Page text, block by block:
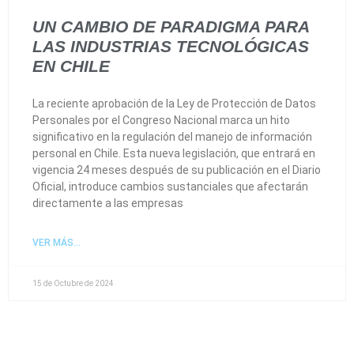
UN CAMBIO DE PARADIGMA PARA
LAS INDUSTRIAS TECNOLÓGICAS
EN CHILE
La reciente aprobación de la Ley de Protección de Datos
Personales por el Congreso Nacional marca un hito
significativo en la regulación del manejo de información
personal en Chile. Esta nueva legislación, que entrará en
vigencia 24 meses después de su publicación en el Diario
Oficial, introduce cambios sustanciales que afectarán
directamente a las empresas
VER MÁS...
15 de Octubre de 2024